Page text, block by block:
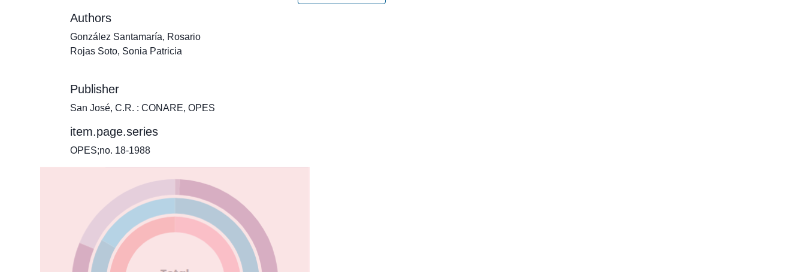
Authors
González Santamaría, Rosario
Rojas Soto, Sonia Patricia
Publisher
San José, C.R. : CONARE, OPES
item.page.series
OPES;no. 18-1988